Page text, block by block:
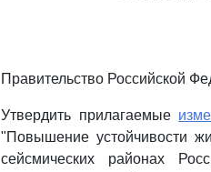
Правительство Российской
Утвердить прилагаемые
"Повышение устойчивости
сейсмических районах